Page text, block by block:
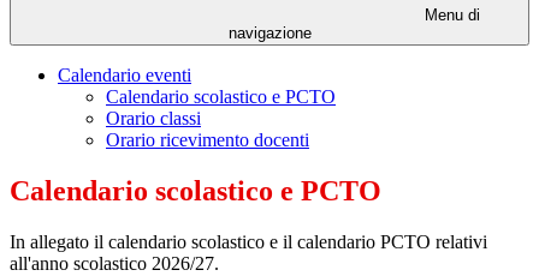
Menu di
navigazione
Calendario eventi
Calendario scolastico e PCTO
Orario classi
Orario ricevimento docenti
Calendario scolastico e PCTO
In allegato il calendario scolastico e il calendario PCTO relativi
all'anno scolastico 2026/27.